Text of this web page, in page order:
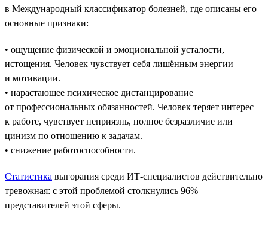
в Международный классификатор болезней, где описаны его
основные признаки:
• ощущение физической и эмоциональной усталости,
истощения. Человек чувствует себя лишённым энергии
и мотивации.
• нарастающее психическое дистанцирование
от профессиональных обязанностей. Человек теряет интерес
к работе, чувствует неприязнь, полное безразличие или
цинизм по отношению к задачам.
• снижение работоспособности.
Статистика выгорания среди ИТ-специалистов действительно
тревожная: с этой проблемой столкнулись 96%
представителей этой сферы.